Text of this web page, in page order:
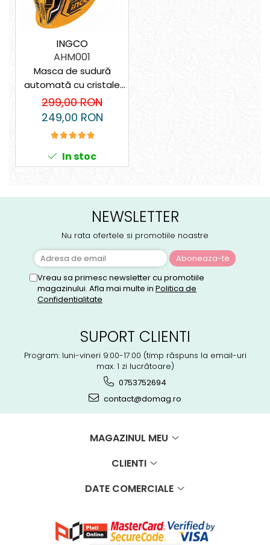
INGCO
AHM001
Masca de sudură
automată cu cristale
lichide – 4 senzori, vizor
XL, protecție DIN 16
299,00 RON
249,00 RON
In stoc
NEWSLETTER
Nu rata ofertele si promotiile noastre
Vreau sa primesc newsletter cu promotiile
magazinului. Afla mai multe in Politica de
Confidentialitate
SUPORT CLIENTI
Program: luni-vineri 9:00-17:00 (timp răspuns la email-uri
max. 1 zi lucrătoare)
0753752694
contact@domag.ro
MAGAZINUL MEU
CLIENTI
DATE COMERCIALE